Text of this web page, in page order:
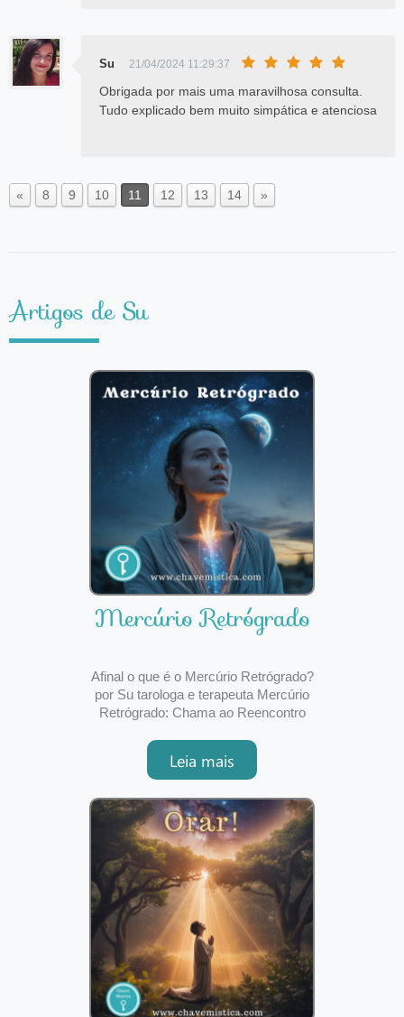
Su 21/04/2024 11:29:37
Obrigada por mais uma maravilhosa consulta.
Tudo explicado bem muito simpática e atenciosa
« 8 9 10 11 12 13 14 »
Artigos de Su
Mercúrio Retrógrado
Afinal o que é o Mercúrio Retrógrado?
por Su tarologa e terapeuta Mercúrio
Retrógrado: Chama ao Reencontro
Mercúrio retrógrado é um dos
fenómenos mais falados — e também
mais mal compreendidos. Para
muitos, é sinónimo de caos, falhas e
confusão. Mas, numa perspe
Leia mais